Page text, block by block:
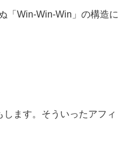
「Win-Win-Win」の構造に
ます。そういったアフィ